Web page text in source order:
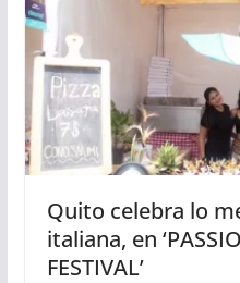
Quito celebra lo
italiana, en
FESTIVAL’